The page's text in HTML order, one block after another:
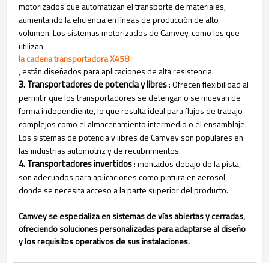
motorizados que automatizan el transporte de materiales,
aumentando la eficiencia en líneas de producción de alto
volumen. Los sistemas motorizados de Camvey, como los que
utilizan
la cadena transportadora X458
, están diseñados para aplicaciones de alta resistencia.
3. Transportadores de potencia y libres: Ofrecen flexibilidad al
permitir que los transportadores se detengan o se muevan de
forma independiente, lo que resulta ideal para flujos de trabajo
complejos como el almacenamiento intermedio o el ensamblaje.
Los sistemas de potencia y libres de Camvey son populares en
las industrias automotriz y de recubrimientos.
4. Transportadores invertidos: montados debajo de la pista,
son adecuados para aplicaciones como pintura en aerosol,
donde se necesita acceso a la parte superior del producto.
Camvey se especializa en sistemas de vías abiertas y cerradas,
ofreciendo soluciones personalizadas para adaptarse al diseño
y los requisitos operativos de sus instalaciones.